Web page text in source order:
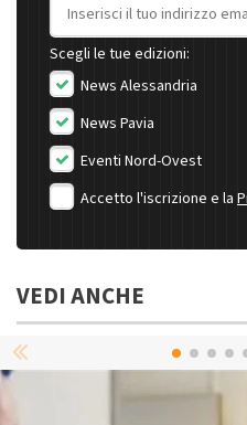
Scegli le tue edizioni:
News Alessandria
News Pavia
Eventi Nord-Ovest
Accetto l'iscrizione e la
VEDI ANCHE